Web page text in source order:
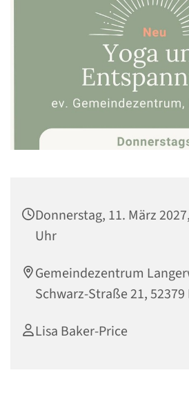
Donnerstag, 11. März
Uhr
Gemeindezentrum
Schwarz-Straße 21,
Lisa Baker-Price